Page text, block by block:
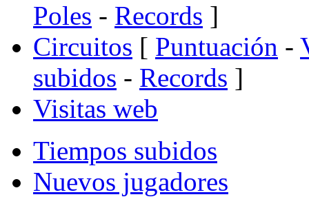
Poles - Records ]
Circuitos [ Puntuación -
subidos - Records ]
Visitas web
Tiempos subidos
Nuevos jugadores